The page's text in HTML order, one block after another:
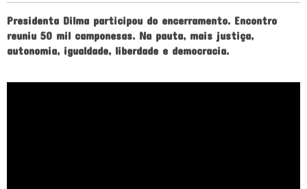
Presidenta Dilma participou do encerramento. Encontro
reuniu 50 mil camponesas. Na pauta, mais justiça,
autonomia, igualdade, liberdade e democracia.